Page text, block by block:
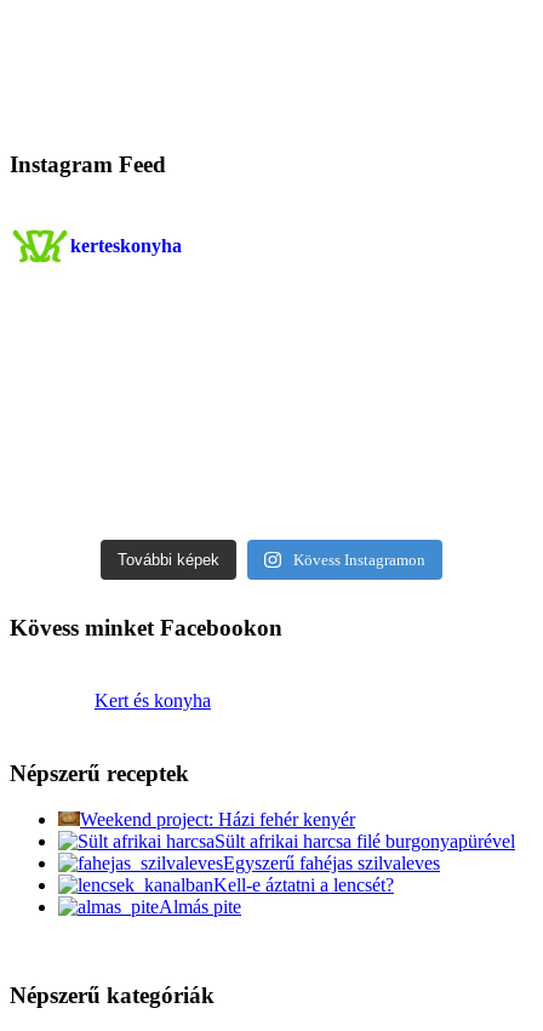
Instagram Feed
kerteskonyha
További képek Kövess Instagramon
Kövess minket Facebookon
Kert és konyha
Népszerű receptek
Weekend project: Házi fehér kenyér
Sült afrikai harcsa filé burgonyapürével
Egyszerű fahéjas szilvaleves
Kell-e áztatni a lencsét?
Almás pite
Népszerű kategóriák